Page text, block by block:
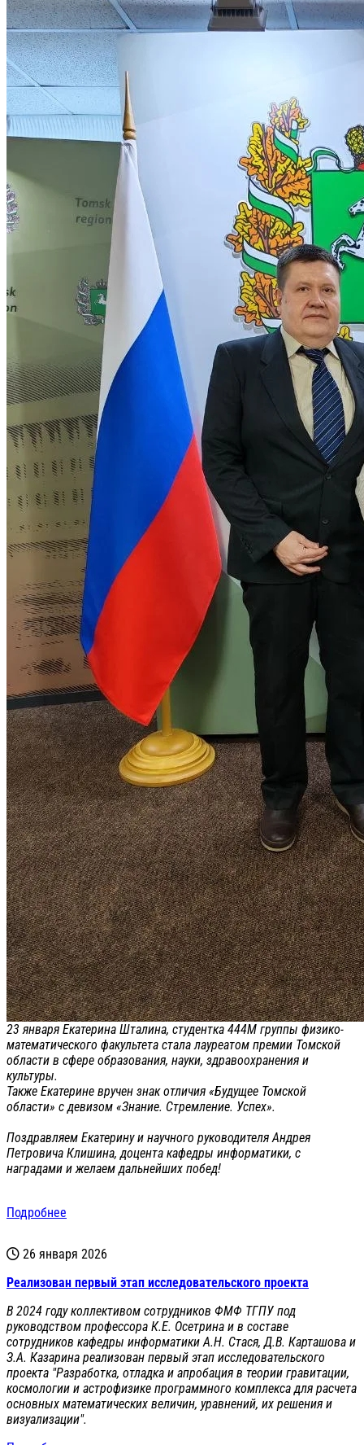
23 января Екатерина Шталина, студентка 444М группы физико-
математического факультета стала лауреатом премии Томской
области в сфере образования, науки, здравоохранения и
культуры.
Также Екатерине вручен знак отличия «Будущее Томской
области» с девизом «Знание. Стремление. Успех».
Поздравляем Екатерину и научного руководителя Андрея
Петровича Клишина, доцента кафедры информатики, с
наградами и желаем дальнейших побед!
Подробнее
26 января 2026
Реализован первый этап исследовательского проекта
В 2024 году коллективом сотрудников ФМФ ТГПУ под
руководством профессора К.Е. Осетрина и в составе
сотрудников кафедры информатики А.Н. Стася, Д.В. Карташова и
З.А. Казарина реализован первый этап исследовательского
проекта "Разработка, отладка и апробация в теории гравитации,
космологии и астрофизике программного комплекса для расчета
основных математических величин, уравнений, их решения и
визуализации".